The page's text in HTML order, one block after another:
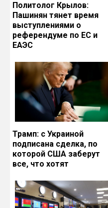
Политолог Крылов:
Пашинян тянет время
выступлениями о
референдуме по ЕС и
ЕАЭС
Трамп: с Украиной
подписана сделка, по
которой США заберут
все, что хотят